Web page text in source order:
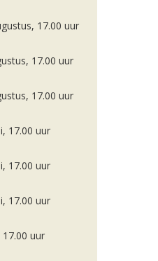
17.00 uur
17.00 uur
17.00 uur
17.00 uur
17.00 uur
17.00 uur
uur